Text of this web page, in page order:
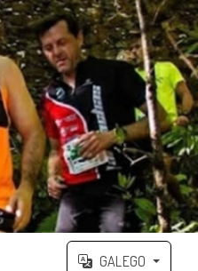
GALEGO